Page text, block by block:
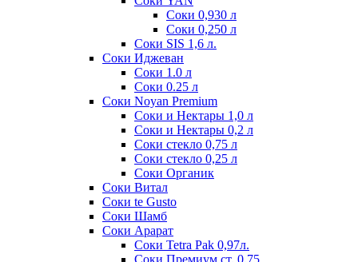
Соки 0,930 л
Соки 0,250 л
Соки SIS 1,6 л.
Соки Иджеван
Соки 1.0 л
Соки 0.25 л
Соки Noyan Premium
Соки и Нектары 1,0 л
Соки и Нектары 0,2 л
Соки стекло 0,75 л
Соки стекло 0,25 л
Соки Органик
Соки Витал
Соки te Gusto
Соки Шамб
Соки Арарат
Соки Tetra Pak 0,97л.
Соки Премиум ст. 0,75